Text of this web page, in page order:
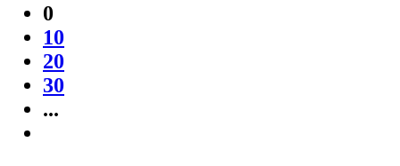
0
10
20
30
...